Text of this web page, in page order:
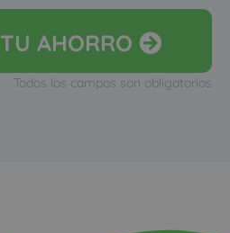
TU AHORRO
Todos los campos son obligatorios